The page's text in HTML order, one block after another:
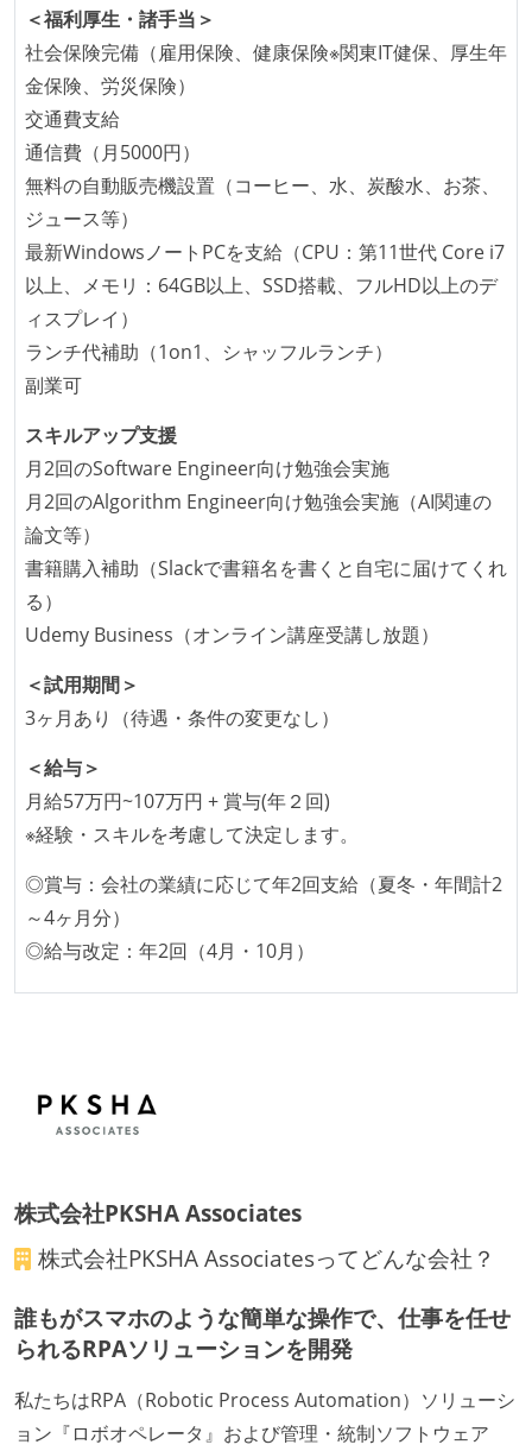
想定される複数環境での品質チェックを義務づけてい
る
アジャイル実践状況
1ヶ月以下の短い期間でのイテレーション開発を実践
している
デイリーでスタンドアップミーティング、またはそれ
に準じるチーム内の打ち合わせを行っている
イテレーションの最後などに、定期的にチームでふり
かえりミーティングを行っている
タスク見積もりの単位には絶対量（人日など）ではな
く相対ポイントを用い、極力複数人の意見を調整する
形で行っている
継続的なデプロイ（デリバリー）を行っている
ワークフローの整備
全てのコードをバージョン管理ツールで管理している
各メンバーが実装したコードのマージは Pull Request
自動（＝システム化され、1コマンドで実行できる）
ビルド、自動デプロイ環境が整備されている
コードによるインフラ構成管理（Infrastructure as
オープンな情報共有
ドキュメントの整備やペアプロ、モブワークなど、ナ
レッジの共有を積極的に行っている（属人性を減らす
取り組みをしている）
労働環境の自由度
週4日リモート勤務のハイブリットワーク（週1出社）
週3日リモート勤務のハイブリットワーク（週2出社）
業務時間中に中抜けできる制度がある
外国籍の開発メンバーがいる
待遇・福利厚生
入社時には、各自希望のスペックの PC やディスプレ
＜福利厚生・諸手当＞
社会保険完備（雇用保険、健康保険※関東IT健保、厚生年
金保険、労災保険）
交通費支給
通信費（月5000円）
無料の自動販売機設置（コーヒー、水、炭酸水、お茶、
ジュース等）
最新WindowsノートPCを支給（CPU：第11世代 Core i7
以上、メモリ：64GB以上、SSD搭載、フルHD以上のデ
ィスプレイ）
ランチ代補助（1on1、シャッフルランチ）
副業可
スキルアップ支援
月2回のSoftware Engineer向け勉強会実施
月2回のAlgorithm Engineer向け勉強会実施（AI関連の
論文等）
書籍購入補助（Slackで書籍名を書くと自宅に届けてくれ
る）
Udemy Business（オンライン講座受講し放題）
＜試用期間＞
3ヶ月あり（待遇・条件の変更なし）
＜給与＞
月給57万円~107万円 + 賞与(年２回)
※経験・スキルを考慮して決定します。
◎賞与：会社の業績に応じて年2回支給（夏冬・年間計2
～4ヶ月分）
◎給与改定：年2回（4月・10月）
株式会社PKSHA Associates
株式会社PKSHA Associatesってどんな会社？
誰もがスマホのような簡単な操作で、仕事を任せ
られるRPAソリューションを開発
私たちはRPA（Robotic Process Automation）ソリューシ
ョン『ロボオペレータ』および管理・統制ソフトウェア